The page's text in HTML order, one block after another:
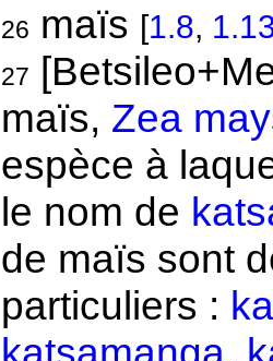
26 maïs [1.8,
27
maïs, Zea
espèce à
le nom de
de maïs sont
particuliers :